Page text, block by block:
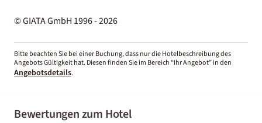
© GIATA GmbH 1996 - 2026
Bitte beachten Sie bei einer Buchung, dass nur die Hotelbeschreibung des
Angebots Gültigkeit hat. Diesen finden Sie im Bereich “Ihr Angebot” in den
Angebotsdetails.
Bewertungen zum Hotel